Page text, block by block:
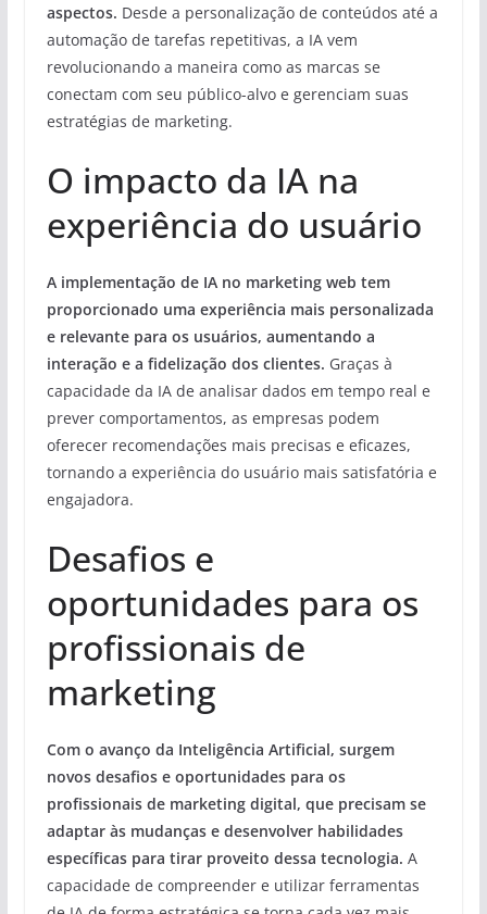
aspectos. Desde a personalização de conteúdos até a
automação de tarefas repetitivas, a IA vem
revolucionando a maneira como as marcas se
conectam com seu público-alvo e gerenciam suas
estratégias de marketing.
O impacto da IA na
experiência do usuário
A implementação de IA no marketing web tem
proporcionado uma experiência mais personalizada
e relevante para os usuários, aumentando a
interação e a fidelização dos clientes. Graças à
capacidade da IA de analisar dados em tempo real e
prever comportamentos, as empresas podem
oferecer recomendações mais precisas e eficazes,
tornando a experiência do usuário mais satisfatória e
engajadora.
Desafios e
oportunidades para os
profissionais de
marketing
Com o avanço da Inteligência Artificial, surgem
novos desafios e oportunidades para os
profissionais de marketing digital, que precisam se
adaptar às mudanças e desenvolver habilidades
específicas para tirar proveito dessa tecnologia. A
capacidade de compreender e utilizar ferramentas